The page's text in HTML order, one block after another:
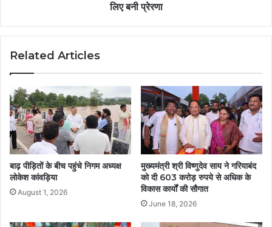
लिए बनी प्रेरणा
Related Articles
बाढ़ पीड़ितों के बीच पहुंचे निगम अध्यक्ष
लोकेश कांवड़िया
August 1, 2026
मुख्यमंत्री श्री विष्णुदेव साय ने गरियाबंद
को दी 603 करोड़ रुपये से अधिक के
विकास कार्यों की सौगात
June 18, 2026